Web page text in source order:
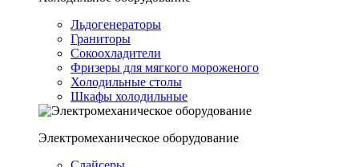
Льдогенераторы
Граниторы
Сокоохладители
Фризеры для мягкого мороженого
Холодильные столы
Шкафы холодильные
Электромеханическое оборудование